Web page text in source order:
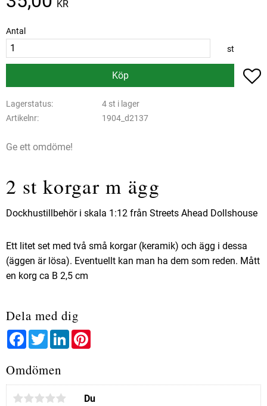
KR
Antal
st
Köp
Lagerstatus
4 st i lager
Artikelnr
1904_d2137
Ge ett omdöme!
2 st korgar m ägg
Dockhustillbehör i skala 1:12 från Streets Ahead Dollshouse
Ett litet set med två små korgar (keramik) och ägg i dessa
(äggen är lösa). Eventuellt kan man ha dem som reden. Mått
en korg ca B 2,5 cm
Dela med dig
FacebookTwitterLinkedIn
Omdömen
Du